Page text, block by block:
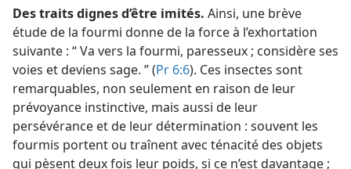
Des traits dignes d’être imités. Ainsi, une brève
étude de la fourmi donne de la force à l’exhortation
suivante : “ Va vers la fourmi, paresseux ; considère ses
voies et deviens sage. ” (Pr 6:6). Ces insectes sont
remarquables, non seulement en raison de leur
prévoyance instinctive, mais aussi de leur
persévérance et de leur détermination : souvent les
fourmis portent ou traînent avec ténacité des objets
qui pèsent deux fois leur poids, si ce n’est davantage ;